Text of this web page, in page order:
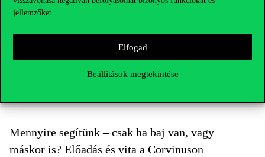
jellemzőket.
Elfogad
Beállítások megtekintése
A Közpolitika Tanszék és a Seoul National University
(SNU) Global Development Institute for Public Affairs
(GDI) mely 31. a QS Ranking listáján, hosszútávú
Mennyire segítünk – csak ha baj van, vagy
máskor is? Előadás és vita a Corvinuson